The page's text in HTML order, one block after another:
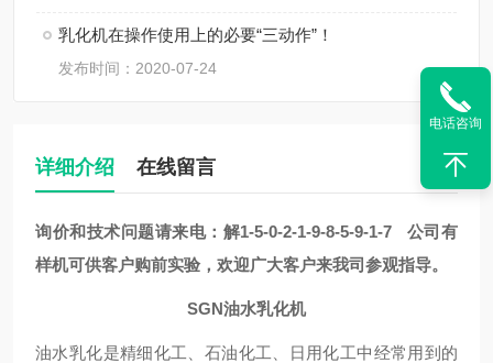
乳化机在操作使用上的必要“三动作”！
发布时间：2020-07-24
详细介绍 在线留言
询价和技术问题请来电：解1-5-0-2-1-9-8-5-9-1-7
公司有
样机可供客户购前实验，欢迎广大客户来我司参观指导。
SGN油水乳化机
油水乳化是精细化工、石油化工、日用化工中经常用到的
电话咨询